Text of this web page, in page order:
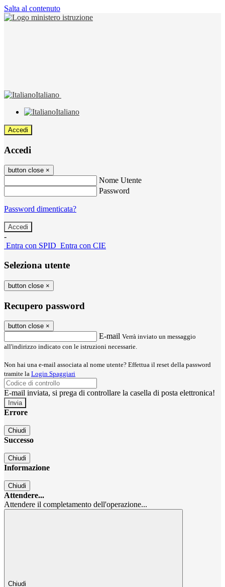
Salta al contenuto
Italiano
Italiano
Accedi
Accedi
button close ×
Nome Utente
Password
Password dimenticata?
-
Entra con SPID Entra con CIE
Seleziona utente
button close ×
Recupero password
button close ×
E-mail Verrà inviato un messaggio
all'indirizzo indicato con le istruzioni necessarie.
Non hai una e-mail associata al nome utente? Effettua il reset della password
tramite la Login Spaggiari
E-mail inviata, si prega di controllare la casella di posta elettronica!
Errore
Chiudi
Successo
Chiudi
Informazione
Chiudi
Attendere...
Attendere il completamento dell'operazione...
Chiudi